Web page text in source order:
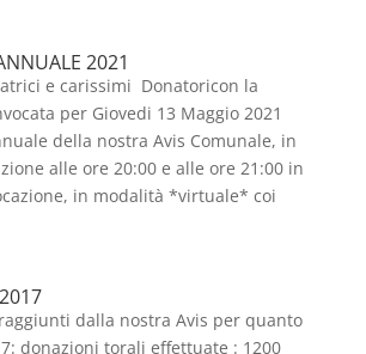
2021
e carissimi Donatoricon la
per Giovedi 13 Maggio 2021
della nostra Avis Comunale, in
alle ore 20:00 e alle ore 21:00 in
in modalità *virtuale* coi
dalla nostra Avis per quanto
donazioni torali effettuate : 1200